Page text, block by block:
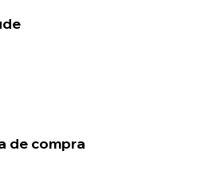
de compra